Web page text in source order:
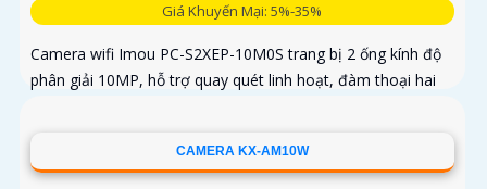
Giá Khuyến Mại: 5%-35%
Camera wifi Imou PC-S2XEP-10M0S trang bị 2 ống kính độ
phân giải 10MP, hỗ trợ quay quét linh hoạt, đàm thoại hai
lưu trữ tối đa thẻ nhớ 512GBCAMERA KX-AM10W